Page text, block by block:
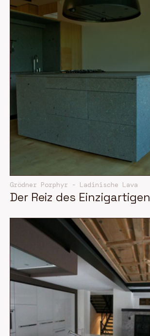
Grödner Porphyr - Ladinische Lava
Der Reiz des Einzigartigen